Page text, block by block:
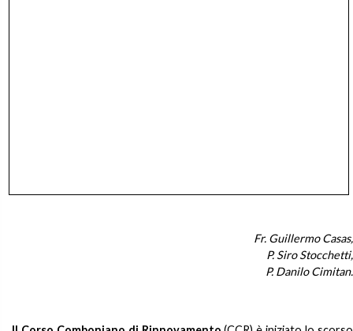
Fr. Guillermo Casas,
P. Siro Stocchetti,
P. Danilo Cimitan.